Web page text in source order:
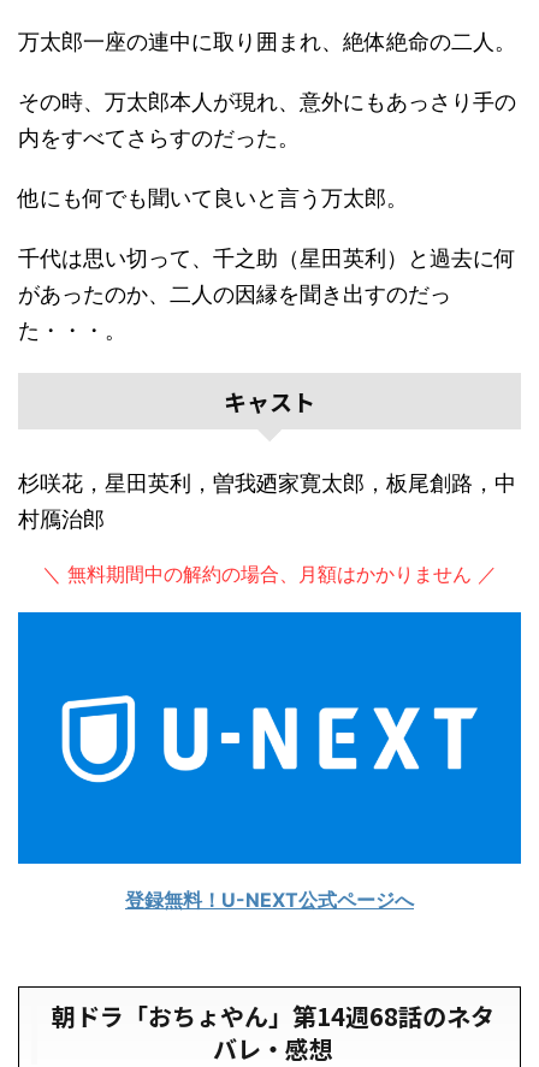
万太郎一座の連中に取り囲まれ、絶体絶命の二人。
その時、万太郎本人が現れ、意外にもあっさり手の
内をすべてさらすのだった。
他にも何でも聞いて良いと言う万太郎。
千代は思い切って、千之助（星田英利）と過去に何
があったのか、二人の因縁を聞き出すのだっ
た・・・。
キャスト
杉咲花，星田英利，曽我廼家寛太郎，板尾創路，中
村鴈治郎
＼ 無料期間中の解約の場合、月額はかかりません ／
登録無料！U-NEXT公式ページへ
朝ドラ「おちょやん」第14週68話のネタ
バレ・感想